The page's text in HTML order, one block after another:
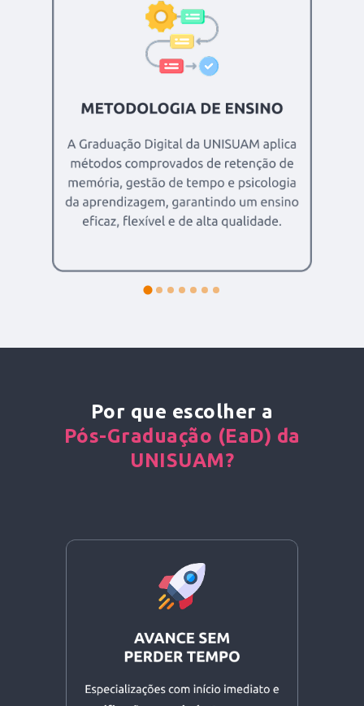
Por que escolher a
Pós-Graduação (EaD) da
UNISUAM?